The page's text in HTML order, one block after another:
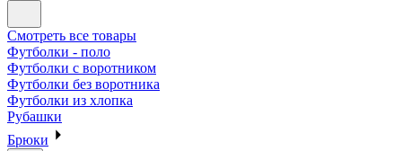
Смотреть все товары
Футболки - поло
Футболки с воротником
Футболки без воротника
Футболки из хлопка
Рубашки
Брюки